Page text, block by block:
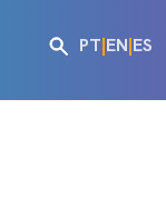
PT|EN|ES